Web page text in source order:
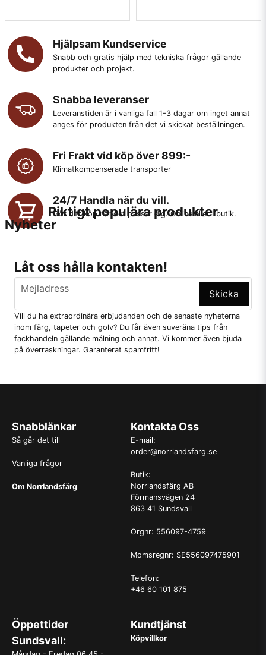
Hjälpsam Kundservice
Snabb och gratis hjälp med tekniska frågor gällande
produkter och projekt.
Snabba leveranser
Leveranstiden är i vanliga fall 1-3 dagar om inget annat
anges för produkten från det vi skickat beställningen.
Fri Frakt vid köp över 899:-
Klimatkompenserade transporter
24/7 Handla när du vill.
Gör ditt köp när det passar dig. Online eller i butik.
Riktigt populära produkter
Nyheter
Låt oss hålla kontakten!
email
Mejladress Skicka
Vill du ha extraordinära erbjudanden och de senaste nyheterna
inom färg, tapeter och golv? Du får även suveräna tips från
fackhandeln gällande målning och annat. Vi kommer även bjuda
på överraskningar. Garanterat spamfritt!
Snabblänkar
Så går det till
Vanliga frågor
Om Norrlandsfärg
Kontakta Oss
E-mail:
order@norrlandsfarg.se
Butik:
Norrlandsfärg AB
Förmansvägen 24
863 41 Sundsvall
Orgnr: 556097-4759
Momsregnr: SE556097475901
Telefon:
+46 60 101 875
Öppettider
Sundsvall:
Kundtjänst
Köpvillkor